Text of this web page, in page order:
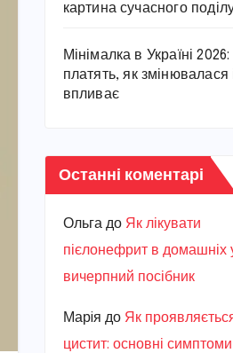
картина сучасного
Мінімалка в Україні 2026:
платять, як змінювалася
впливає
Останні коментарі
Ольгадо Як лікувати
пієлонефрит в домашніх
вичерпний посібник
Марiя до Як
цистит: основні